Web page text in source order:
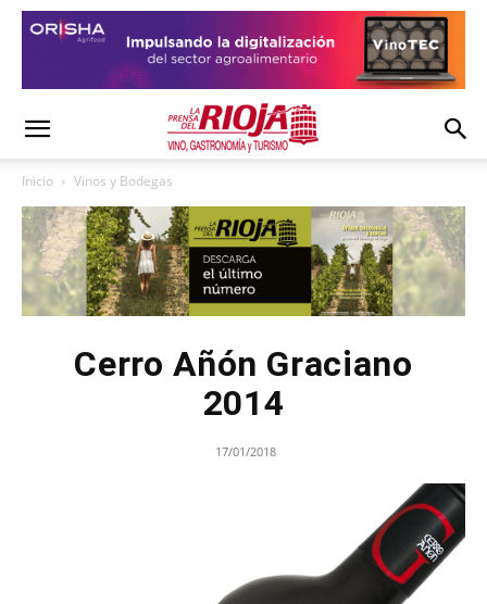
Inicio Vinos y Bodegas
Cerro Añón Graciano
2014
17/01/2018